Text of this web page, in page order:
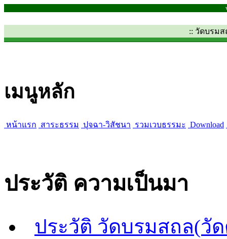
:: วัดบรม
เมนูหลัก
หน้าแรก สาระธรรม ปุจฉา-วิสัชนา รวมเวบธรรมะ Download
ประวัติ ความเป็นมา
ประวัติ วัดบรมสถล(วั